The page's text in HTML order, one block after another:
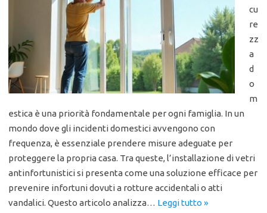
cu
re
zz
a
d
o
m
estica è una priorità fondamentale per ogni famiglia. In un
mondo dove gli incidenti domestici avvengono con
frequenza, è essenziale prendere misure adeguate per
proteggere la propria casa. Tra queste, l’installazione di vetri
antinfortunistici si presenta come una soluzione efficace per
prevenire infortuni dovuti a rotture accidentali o atti
vandalici. Questo articolo analizza… Leggi tutto »